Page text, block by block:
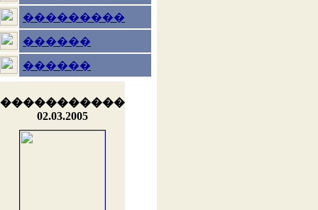
���������
������
������
�����������
02.03.2005